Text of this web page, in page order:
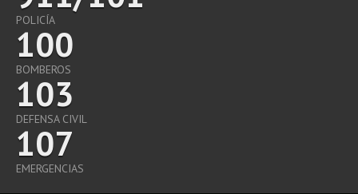
POLICÍA
100
BOMBEROS
103
DEFENSA CIVIL
107
EMERGENCIAS